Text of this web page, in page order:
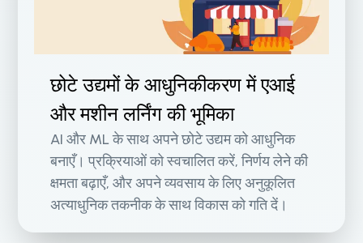
छोटे उद्यमों के आधुनिकीकरण में एआई
और मशीन लर्निंग की भूमिका
AI और ML के साथ अपने छोटे उद्यम को आधुनिक
बनाएँ। प्रक्रियाओं को स्वचालित करें, निर्णय लेने की
क्षमता बढ़ाएँ, और अपने व्यवसाय के लिए अनुकूलित
अत्याधुनिक तकनीक के साथ विकास को गति दें।